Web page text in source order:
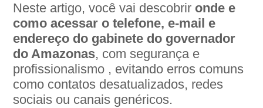
Neste artigo, você vai descobrir onde e
como acessar o telefone, e-mail e
endereço do gabinete do governador
do Amazonas, com segurança e
profissionalismo , evitando erros comuns
como contatos desatualizados, redes
sociais ou canais genéricos.